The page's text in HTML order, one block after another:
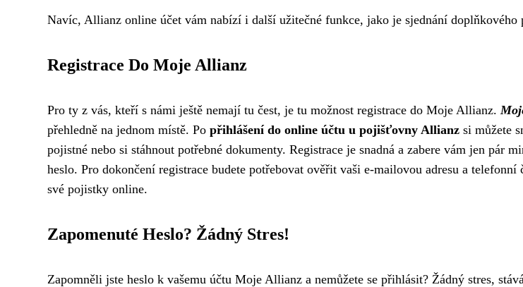
Navíc, Allianz online účet vám nabízí i další užitečné funkce, jako je sjednání
Registrace Do Moje Allianz
Pro ty z vás, kteří s námi ještě nemají tu čest, je tu možnost registrace do Moje Allianz.
přehledně na jednom místě. Po přihlášení do online účtu u pojišťovny Allianz si můžete
pojistné nebo si stáhnout potřebné dokumenty. Registrace je snadná a zabere vám jen
heslo. Pro dokončení registrace budete potřebovat ověřit vaši e-mailovou adresu a
své pojistky online.
Zapomenuté Heslo? Žádný Stres!
Zapomněli jste heslo k vašemu účtu Moje Allianz a nemůžete se přihlásit? Žádný stres,